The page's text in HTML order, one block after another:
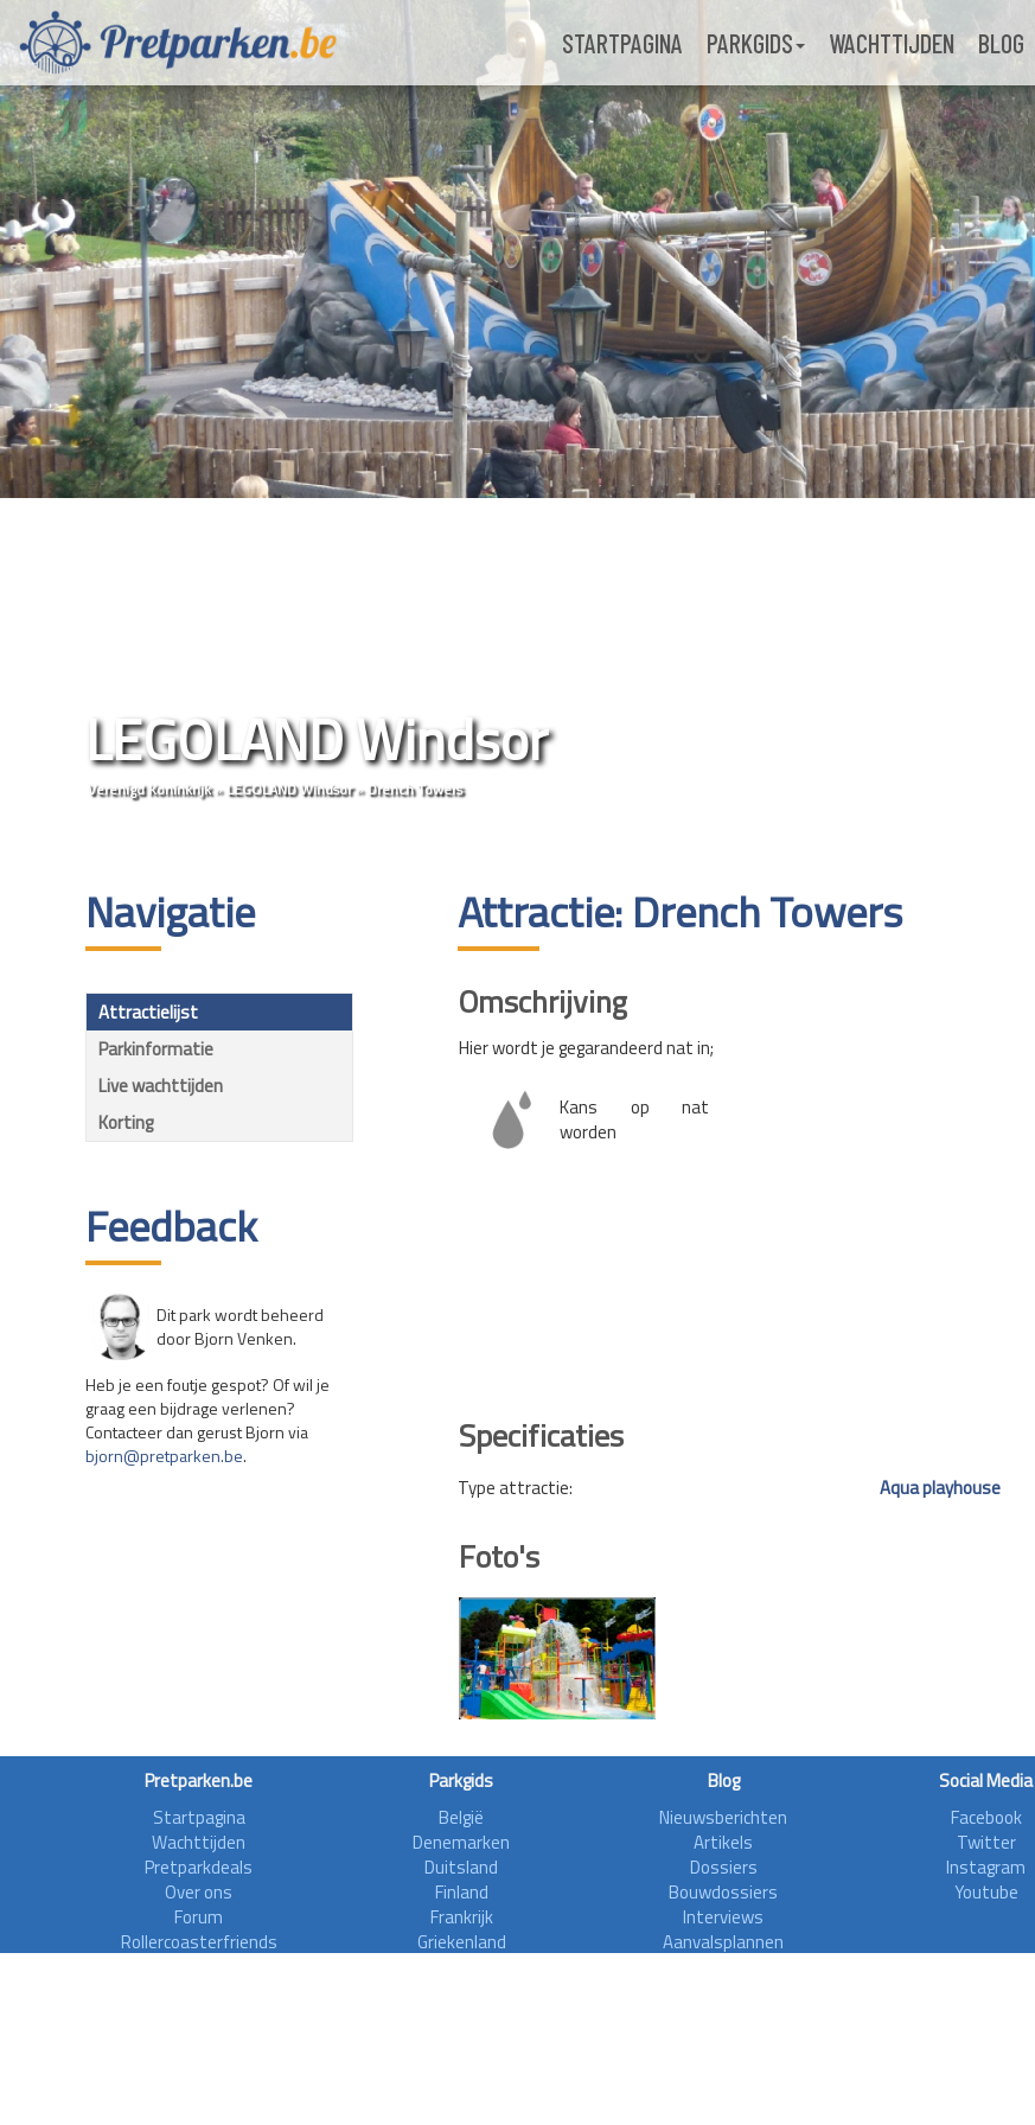
STARTPAGINA PARKGIDS WACHTTIJDEN BLOG
LEGOLAND Windsor
Verenigd Koninkrijk»LEGOLAND Windsor»Drench Towers
Navigatie
Attractielijst
Parkinformatie
Live wachttijden
Korting
Feedback
Dit park wordt beheerd
door Bjorn Venken.
Heb je een foutje gespot? Of wil je
graag een bijdrage verlenen?
Contacteer dan gerust Bjorn via
bjorn@pretparken.be.
Attractie: Drench Towers
Omschrijving
Hier wordt je gegarandeerd nat in;
Kans op nat
worden
Specificaties
Type attractie: Aqua playhouse
Foto's
Pretparken.be
Startpagina
Wachttijden
Pretparkdeals
Over ons
Forum
Rollercoasterfriends
Parkgids
België
Denemarken
Duitsland
Finland
Frankrijk
Griekenland
Blog
Nieuwsberichten
Artikels
Dossiers
Bouwdossiers
Interviews
Aanvalsplannen
Social Media
Facebook
Twitter
Instagram
Youtube